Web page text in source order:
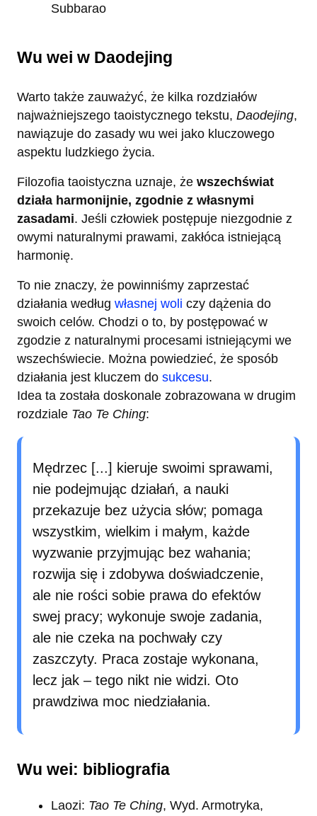
Subbarao
Wu wei w Daodejing
Warto także zauważyć, że kilka rozdziałów
najważniejszego taoistycznego tekstu, Daodejing,
nawiązuje do zasady wu wei jako kluczowego
aspektu ludzkiego życia.
Filozofia taoistyczna uznaje, że wszechświat
działa harmonijnie, zgodnie z własnymi
zasadami. Jeśli człowiek postępuje niezgodnie z
owymi naturalnymi prawami, zakłóca istniejącą
harmonię.
To nie znaczy, że powinniśmy zaprzestać
działania według własnej woli czy dążenia do
swoich celów. Chodzi o to, by postępować w
zgodzie z naturalnymi procesami istniejącymi we
wszechświecie. Można powiedzieć, że sposób
działania jest kluczem do sukcesu.
Idea ta została doskonale zobrazowana w drugim
rozdziale Tao Te Ching:
Mędrzec [...] kieruje swoimi sprawami,
nie podejmując działań, a nauki
przekazuje bez użycia słów; pomaga
wszystkim, wielkim i małym, każde
wyzwanie przyjmując bez wahania;
rozwija się i zdobywa doświadczenie,
ale nie rości sobie prawa do efektów
swej pracy; wykonuje swoje zadania,
ale nie czeka na pochwały czy
zaszczyty. Praca zostaje wykonana,
lecz jak – tego nikt nie widzi. Oto
prawdziwa moc niedziałania.
Wu wei: bibliografia
Laozi: Tao Te Ching, Wyd. Armotryka,